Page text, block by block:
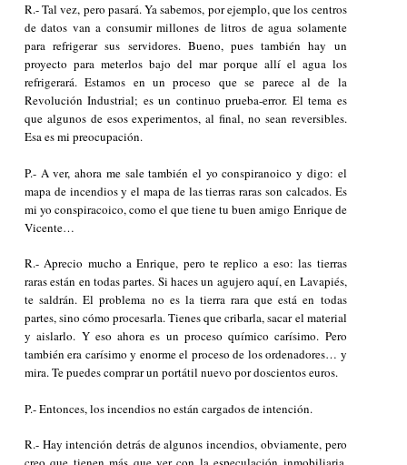
R.- Tal vez, pero pasará. Ya sabemos, por ejemplo, que los centros
de datos van a consumir millones de litros de agua solamente
para refrigerar sus servidores. Bueno, pues también hay un
proyecto para meterlos bajo del mar porque allí el agua los
refrigerará. Estamos en un proceso que se parece al de la
Revolución Industrial; es un continuo prueba-error. El tema es
que algunos de esos experimentos, al final, no sean reversibles.
Esa es mi preocupación.
P.- A ver, ahora me sale también el yo conspiranoico y digo: el
mapa de incendios y el mapa de las tierras raras son calcados. Es
mi yo conspiracoico, como el que tiene tu buen amigo Enrique de
Vicente…
R.- Aprecio mucho a Enrique, pero te replico a eso: las tierras
raras están en todas partes. Si haces un agujero aquí, en Lavapiés,
te saldrán. El problema no es la tierra rara que está en todas
partes, sino cómo procesarla. Tienes que cribarla, sacar el material
y aislarlo. Y eso ahora es un proceso químico carísimo. Pero
también era carísimo y enorme el proceso de los ordenadores… y
mira. Te puedes comprar un portátil nuevo por doscientos euros.
P.- Entonces, los incendios no están cargados de intención.
R.- Hay intención detrás de algunos incendios, obviamente, pero